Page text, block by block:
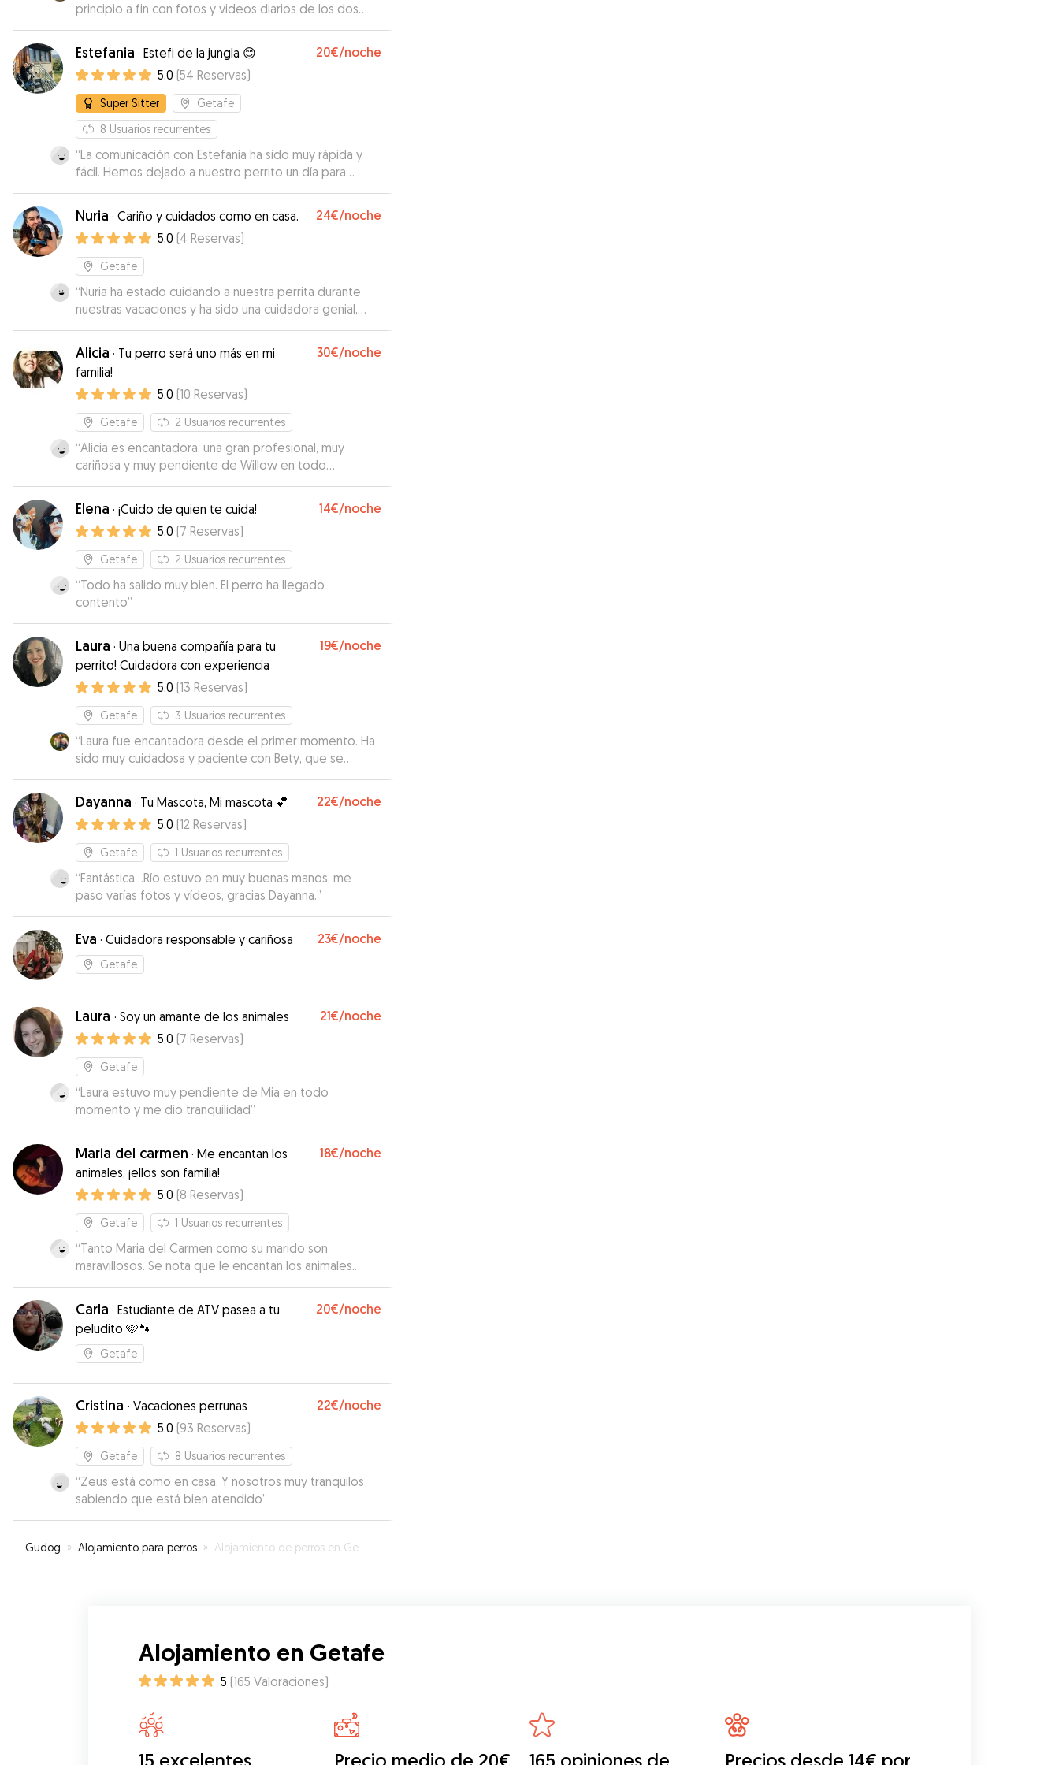
principio a fin con fotos y videos diarios de los dos
perritos. Repetiré segurísimo, GRACIAS :)”
Estefania · Estefi de la jungla 😊 20€/noche
5.0 (54 Reservas)
Super Sitter
Getafe
8 Usuarios recurrentes
“La comunicación con Estefanía ha sido muy rápida y
fácil. Hemos dejado a nuestro perrito un día para
probar que tal, y todo ha ido bien. Repetiremos.
Muchas gracias!
Nuria · Cariño y cuidados como en casa. 24€/noche
5.0 (4 Reservas)
Getafe
“Nuria ha estado cuidando a nuestra perrita durante
nuestras vacaciones y ha sido una cuidadora genial,
muy cariñosa y atenta. Hemos estado informados todo
el tiempo, con fotos y vídeos. Estamos muy contentos
y maya no ha podido estar en mejores manos. Muy
recomendable!
Alicia · Tu perro será uno más en mi
familia!
30€/noche
5.0 (10 Reservas)
Getafe 2 Usuarios recurrentes
“Alicia es encantadora, una gran profesional, muy
cariñosa y muy pendiente de Willow en todo
momento. Le ha estado dando su medicación y
haciendo todo según le indicábamos. Hemos estado
muy tranquilos y Willow ha venido muy contenta.
Valoración de 10. La recomendamos y repetiremos
cuando nos haga falta porque nos ha dado confianza
total. Da gusto conocer cuidadores tan serios e
implicados.”
Elena · ¡Cuido de quien te cuida! 14€/noche
5.0 (7 Reservas)
Getafe 2 Usuarios recurrentes
“Todo ha salido muy bien. El perro ha llegado
contento”
Laura · Una buena compañía para tu
perrito! Cuidadora con experiencia
19€/noche
5.0 (13 Reservas)
Getafe 3 Usuarios recurrentes
“Laura fue encantadora desde el primer momento. Ha
sido muy cuidadosa y paciente con Bety, que se
adaptó genial a estar con ella. Repetiría con ella sin
dudarlo.
Dayanna · Tu Mascota, Mi mascota 💕 22€/noche
5.0 (12 Reservas)
Getafe 1 Usuarios recurrentes
“Fantástica…Río estuvo en muy buenas manos, me
paso varías fotos y vídeos, gracias Dayanna.”
Eva · Cuidadora responsable y cariñosa 23€/noche
Getafe
Laura · Soy un amante de los animales 21€/noche
5.0 (7 Reservas)
Getafe
“Laura estuvo muy pendiente de Mia en todo
momento y me dio tranquilidad”
Maria del carmen · Me encantan los
animales, ¡ellos son familia!
18€/noche
5.0 (8 Reservas)
Getafe 1 Usuarios recurrentes
“Tanto Maria del Carmen como su marido son
maravillosos. Se nota que le encantan los animales.
Pendiente de Lucas en todo momento y de total
confianza. Nosostros repetimos seguro
Carla · Estudiante de ATV pasea a tu
peludito 🩷🐾
20€/noche
Getafe
Cristina · Vacaciones perrunas 22€/noche
5.0 (93 Reservas)
Getafe 8 Usuarios recurrentes
“Zeus está como en casa. Y nosotros muy tranquilos
sabiendo que está bien atendido”
Gudog » Alojamiento para perros » Alojamiento de perros en Getafe
Alojamiento en Getafe
5 (165 Valoraciones)
15 excelentes Precio medio de 20€ 165 opiniones de Precios desde 14€ por